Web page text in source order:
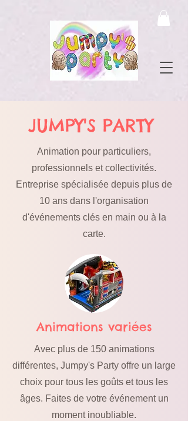
JUMPY'S PARTY
Animation pour particuliers,
professionnels et collectivités.
Entreprise spécialisée depuis plus de
10 ans dans l'organisation
d'événements clés en main ou à la
carte.
Animations variées
Avec plus de 150 animations
différentes, Jumpy's Party offre un large
choix pour tous les goûts et tous les
âges. Faites de votre événement un
moment inoubliable.